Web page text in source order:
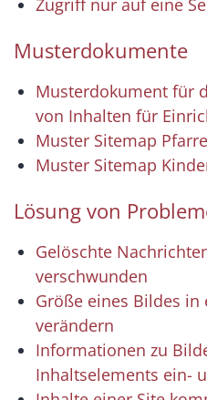
Musterdokumente
Musterdokument für
von Inhalten für
Muster Sitemap
Muster Sitemap
Lösung von
Gelöschte
verschwunden
Größe eines Bildes
verändern
Informationen zu
Inhaltselements ein-